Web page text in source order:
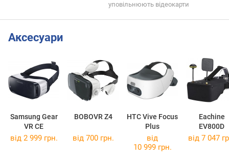
уповільнюють відеокарти
Аксесуари
Samsung Gear
VR CE
BOBOVR Z4
HTC Vive Focus
Plus
Eachine
EV800D
від 2 999 грн. від 700 грн.
від
10 999 грн.
від 7 047